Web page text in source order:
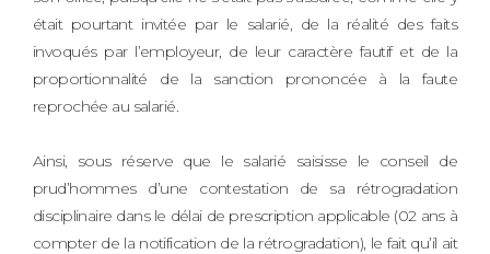
était pourtant invitée par le salarié, de la réalité des faits
invoqués par l’employeur, de leur caractère fautif et de la
proportionnalité de la sanction prononcée à la faute
reprochée au salarié.
Ainsi, sous réserve que le salarié saisisse le conseil de
prud’hommes d’une contestation de sa rétrogradation
disciplinaire dans le délai de prescription applicable (02 ans à
compter de la notification de la rétrogradation), le fait qu’il ait